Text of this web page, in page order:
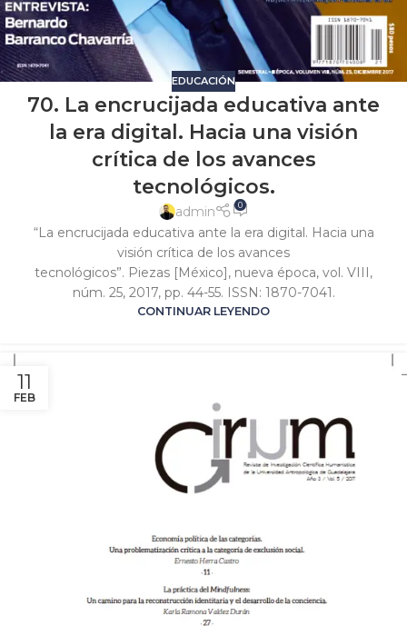
EDUCACIÓN
70. La encrucijada educativa ante
la era digital. Hacia una visión
crítica de los avances
tecnológicos.
admin 0
“La encrucijada educativa ante la era digital. Hacia una
visión crítica de los avances
tecnológicos”. Piezas [México], nueva época, vol. VIII,
núm. 25, 2017, pp. 44-55. ISSN: 1870-7041.
CONTINUAR LEYENDO
11
FEB